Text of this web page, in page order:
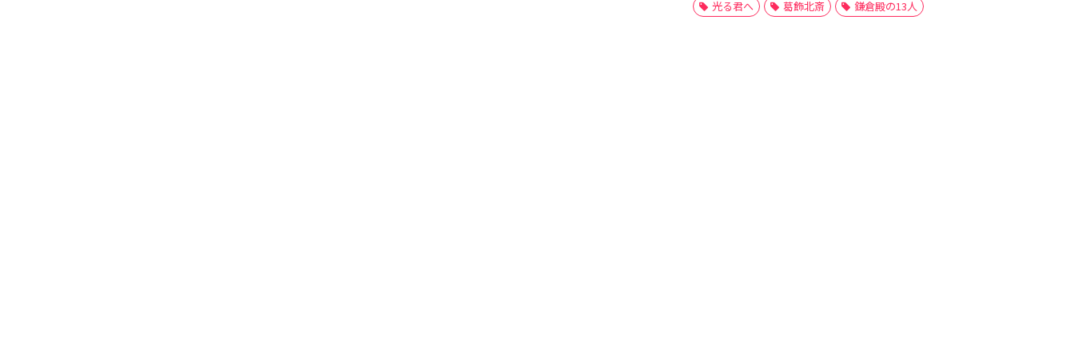
光る君へ 葛飾北斎 鎌倉殿の13人